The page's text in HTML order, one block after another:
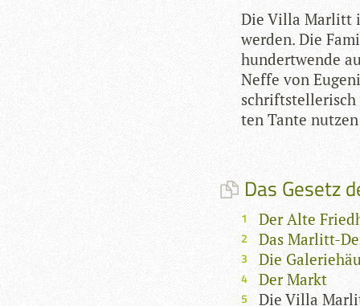
Die Villa Mar­litt
wer­den. Die
hun­dert­wende
Neffe von
schrift­stel­le­risch
ten Tante
Das Gesetz
Der Alte
Das Marlitt-
Die
Der Markt
Die Villa